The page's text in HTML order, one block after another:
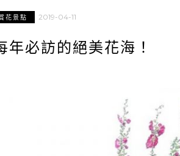
花景點 2019-04-11
年必訪的絕美花海！